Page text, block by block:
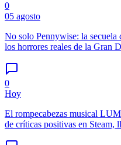
0
05 agosto
No solo Pennywise: la
los horrores reales de la Gran
0
Hoy
El rompecabezas musical
de críticas positivas en Steam,